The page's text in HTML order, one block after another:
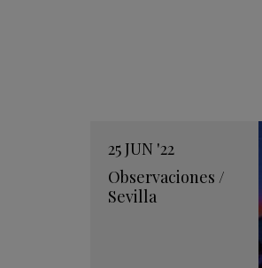
25 JUN '22
Observaciones /
Sevilla